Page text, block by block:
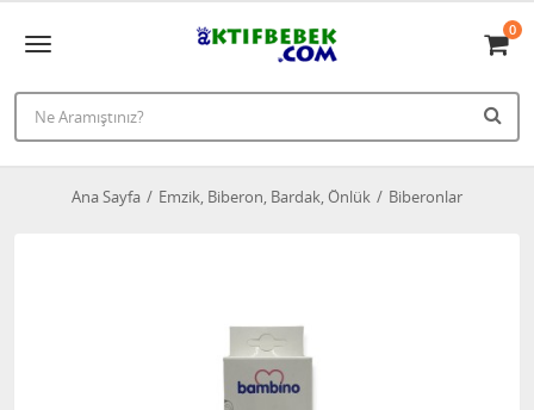
0
Ana Sayfa Emzik, Biberon, Bardak, Önlük Biberonlar